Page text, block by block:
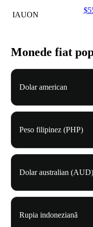
IAUON
Monede fiat
Dolar american
Peso filipinez (PHP)
Dolar australian (AUD)
Rupia indoneziană